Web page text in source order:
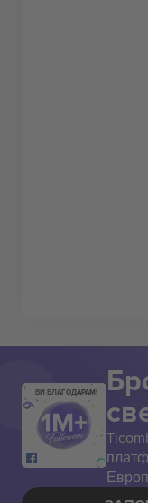
ВИ БЛАГОДАРАМ!